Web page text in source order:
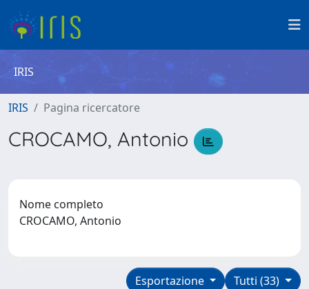
IRIS
IRIS Pagina ricercatore
CROCAMO, Antonio
Nome completo
CROCAMO, Antonio
Tutti (33)
Esportazione